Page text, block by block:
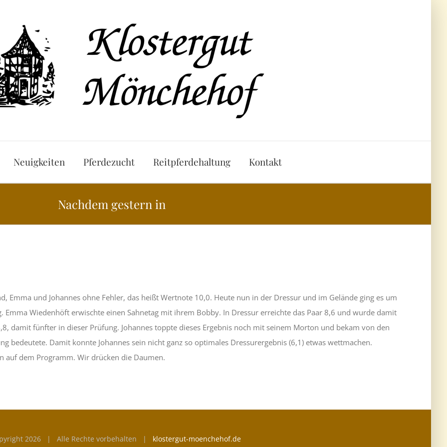
Neuigkeiten Pferdezucht Reitpferdehaltung Kontakt
Nachdem gestern in
Emma und Johannes ohne Fehler, das heißt Wertnote 10,0. Heute nun in der Dressur und im Gelände ging es um
Wiedenhöft erwischte einen Sahnetag mit ihrem Bobby. In Dressur erreichte das Paar 8,6 und wurde damit
damit fünfter in dieser Prüfung. Johannes toppte dieses Ergebnis noch mit seinem Morton und bekam von den
bedeutete. Damit konnte Johannes sein nicht ganz so optimales Dressurergebnis (6,1) etwas wettmachen.
auf dem Programm. Wir drücken die Daumen.
2026 | Alle Rechte vorbehalten | klostergut-moenchehof.de